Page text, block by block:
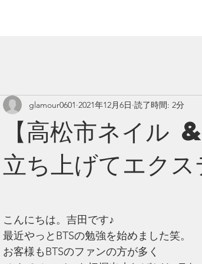
【高松市ネイル
立ち上げてエクス
glamour0601 2021年12月6日 読了時間: 2分
こんにちは。吉田です♪
最近やっとBTSの勉強を始めました笑。
お客様もBTSのファンの方が多く